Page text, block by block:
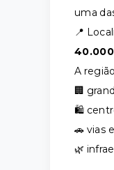
uma
📍
A
🏢
🛍️
🚗 vias
🌿